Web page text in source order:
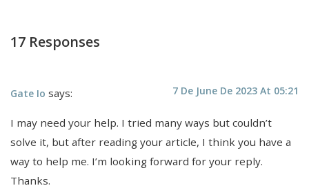
17 Responses
Gate Io says: 7 De June De 2023 At 05:21
I may need your help. I tried many ways but couldn’t
solve it, but after reading your article, I think you have a
way to help me. I’m looking forward for your reply.
Thanks.